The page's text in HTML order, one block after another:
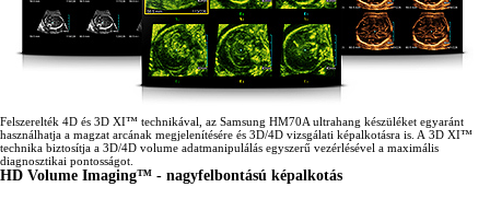
Felszerelték 4D és 3D XI™ technikával, az Samsung HM70A ultrahang készüléket egyaránt
használhatja a magzat arcának megjelenítésére és 3D/4D vizsgálati képalkotásra is. A 3D XI™
technika biztosítja a 3D/4D volume adatmanipulálás egyszerű vezérlésével a maximális
diagnosztikai pontosságot.
HD Volume Imaging™ - nagyfelbontású képalkotás